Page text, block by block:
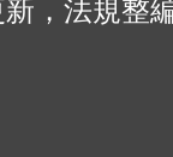
，法規整